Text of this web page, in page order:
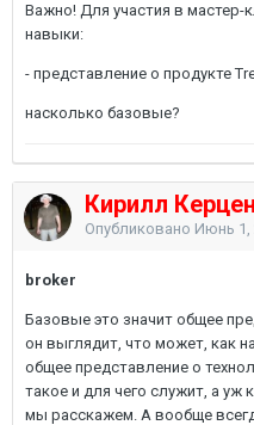
Важно! Для участия в
навыки:
- представление о продукте
насколько базовые?
Кирилл
Опубликовано Июнь 1,
broker
Базовые это значит общее
он выглядит, что может, как
общее представление о
такое и для чего служит, а уж
мы расскажем. А вообще